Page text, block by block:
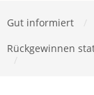
Gut informiert
Rückgewinnen